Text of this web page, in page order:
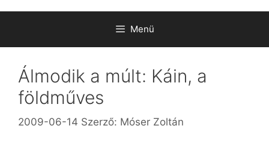
Menü
Álmodik a múlt: Káin, a
földműves
2009-06-14 Szerző: Móser Zoltán